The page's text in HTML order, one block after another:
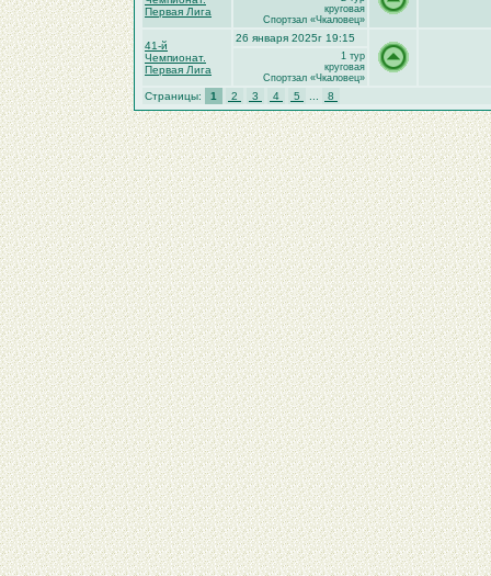
Первая Лига
круговая
Спортзал «Чкаловец»
41-й
Чемпионат.
Первая Лига
26 января 2025г 19:15
1 тур
круговая
Спортзал «Чкаловец»
Страницы: 1 2 3 4 5 8